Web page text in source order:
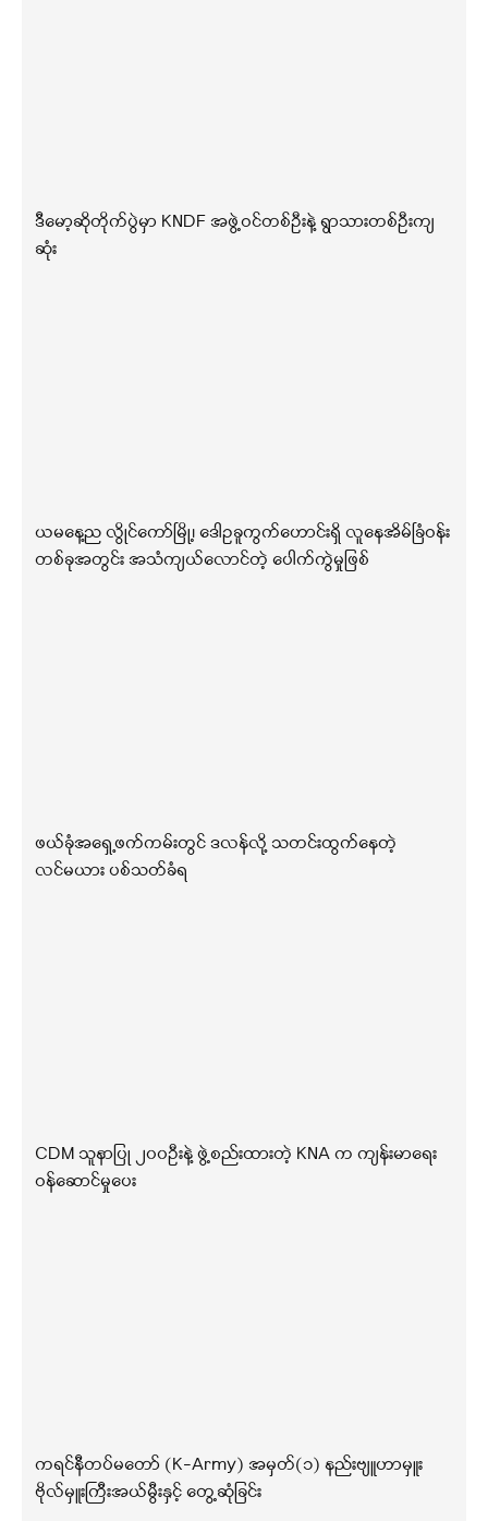
ဒီမော့ဆိုတိုက်ပွဲမှာ KNDF အဖွဲ့ဝင်တစ်ဦးနဲ့ ရွာသားတစ်ဦးကျ
ဆုံး
ယမနေ့ည လွိုင်ကော်မြို့၊ ဒေါဥခူကွက်ဟောင်းရှိ လူနေအိမ်ခြံဝန်း
တစ်ခုအတွင်း အသံကျယ်လောင်တဲ့ ပေါက်ကွဲမှုဖြစ်
ဖယ်ခုံအရှေ့ဖက်ကမ်းတွင် ဒလန်လို့ သတင်းထွက်နေတဲ့
လင်မယား ပစ်သတ်ခံရ
CDM သူနာပြု ၂၀၀ဦးနဲ့ ဖွဲ့စည်းထားတဲ့ KNA က ကျန်းမာရေး
ဝန်ဆောင်မှုပေး
ကရင်နီတပ်မတော် (K-Army) အမှတ်(၁) နည်းဗျူဟာမှူး
ဗိုလ်မှူးကြီးအယ်မွီးနှင့် တွေ့ဆုံခြင်း